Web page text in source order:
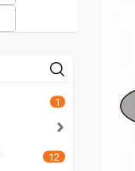
1
12